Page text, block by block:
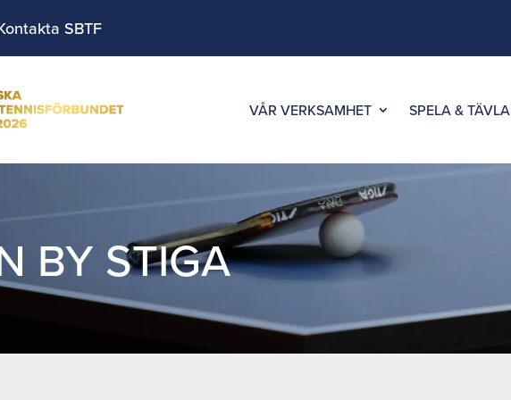
SBTF
VÅR VERKSAMHET SPELA & TÄVLA
BY STIGA